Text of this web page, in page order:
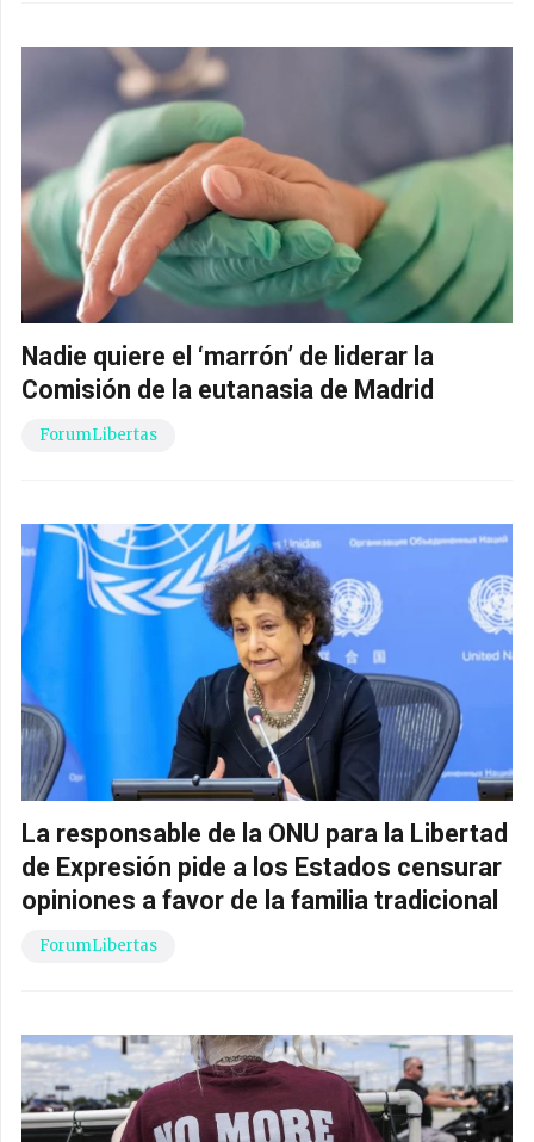
Nadie quiere el ‘marrón’ de liderar la
Comisión de la eutanasia de Madrid
ForumLibertas
La responsable de la ONU para la Libertad
de Expresión pide a los Estados censurar
opiniones a favor de la familia tradicional
ForumLibertas